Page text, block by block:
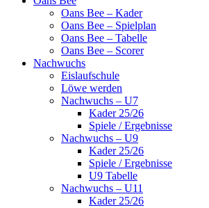
Oans Bee – Kader
Oans Bee – Spielplan
Oans Bee – Tabelle
Oans Bee – Scorer
Nachwuchs
Eislaufschule
Löwe werden
Nachwuchs – U7
Kader 25/26
Spiele / Ergebnisse
Nachwuchs – U9
Kader 25/26
Spiele / Ergebnisse
U9 Tabelle
Nachwuchs – U11
Kader 25/26